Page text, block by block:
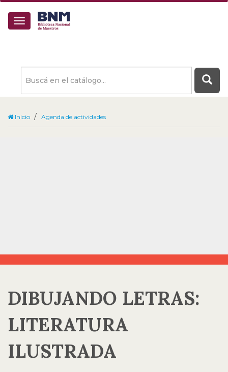
Buscá
catálogo
Inicio Agenda de actividades
DIBUJANDO LETRAS:
LITERATURA
ILUSTRADA